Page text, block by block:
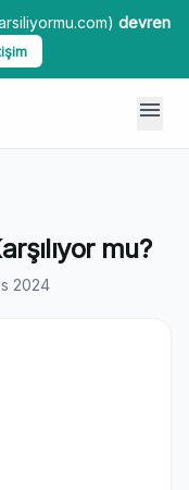
devren
menu
mu?
2024